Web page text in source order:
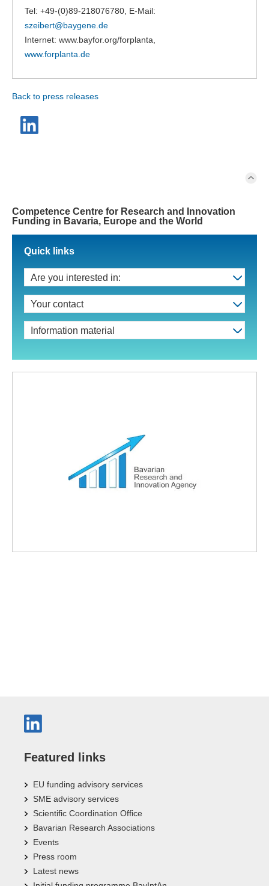
Tel: +49-(0)89-218076780, E-Mail:
szeibert@baygene.de
Internet: www.bayfor.org/forplanta,
www.forplanta.de
Back to press releases
Competence Centre for Research and Innovation
Funding in Bavaria, Europe and the World
Quick links
Are you interested in:
Your contact
Information material
Featured links
EU funding advisory services
SME advisory services
Scientific Coordination Office
Bavarian Research Associations
Events
Press room
Latest news